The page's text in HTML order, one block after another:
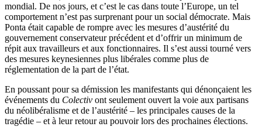
mondial. De nos jours, et c’est le cas dans toute l’Europe, un tel
comportement n’est pas surprenant pour un social démocrate. Mais
Ponta était capable de rompre avec les mesures d’austérité du
gouvernement conservateur précédent et d’offrir un minimum de
répit aux travailleurs et aux fonctionnaires. Il s’est aussi tourné vers
des mesures keynesiennes plus libérales comme plus de
réglementation de la part de l’état.
En poussant pour sa démission les manifestants qui dénonçaient les
événements du Colectiv ont seulement ouvert la voie aux partisans
du néolibéralisme et de l’austérité – les principales causes de la
tragédie – et à leur retour au pouvoir lors des prochaines élections.